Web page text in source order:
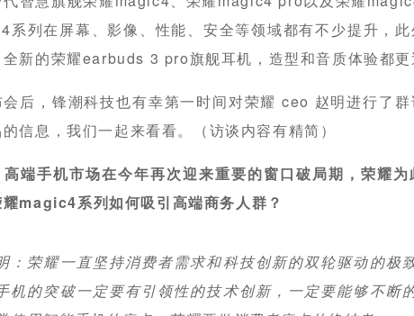
系列在屏幕、影像、性能、安全等领域都有不少提升，
新的荣耀earbuds 3 pro旗舰耳机，造型和音质体验都更
后，锋潮科技也有幸第一时间对荣耀 ceo 赵明进行了
信息，我们一起来看看。（访谈内容有精简）
端手机市场在今年再次迎来重要的窗口破局期，荣耀
magic4系列如何吸引高端商务人群？
：荣耀一直坚持消费者需求和科技创新的双轮驱动的极
机的突破一定要有引领性的技术创新，一定要能够不断